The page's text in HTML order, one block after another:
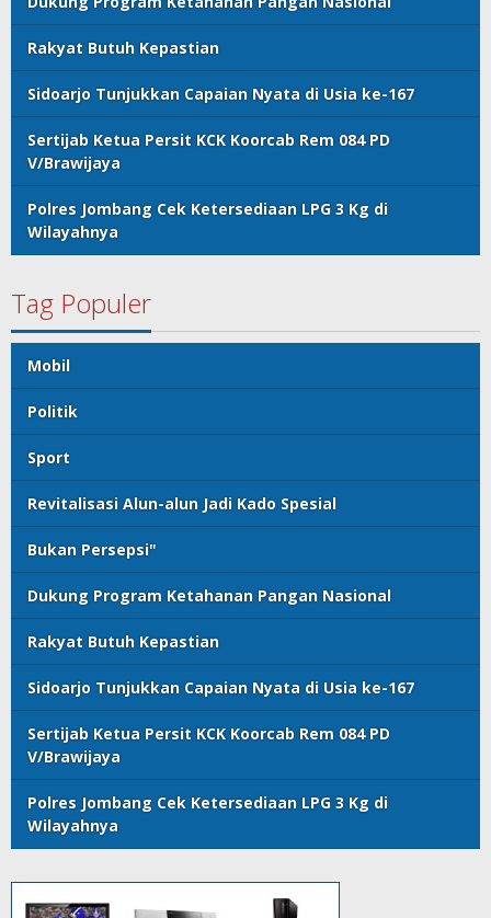
Rakyat Butuh Kepastian
Sidoarjo Tunjukkan Capaian Nyata di Usia ke-167
Sertijab Ketua Persit KCK Koorcab Rem 084 PD
V/Brawijaya
Polres Jombang Cek Ketersediaan LPG 3 Kg di
Wilayahnya
Tag Populer
Mobil
Politik
Sport
Revitalisasi Alun-alun Jadi Kado Spesial
Bukan Persepsi"
Dukung Program Ketahanan Pangan Nasional
Rakyat Butuh Kepastian
Sidoarjo Tunjukkan Capaian Nyata di Usia ke-167
Sertijab Ketua Persit KCK Koorcab Rem 084 PD
V/Brawijaya
Polres Jombang Cek Ketersediaan LPG 3 Kg di
Wilayahnya